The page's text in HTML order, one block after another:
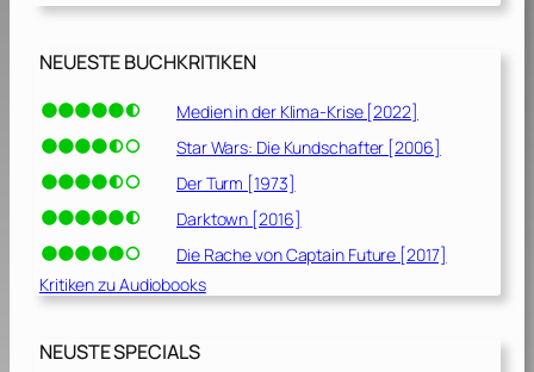
NEUESTE BUCHKRITIKEN
Medien in der Klima-Krise [2022]
Star Wars: Die Kundschafter [2006]
Der Turm [1973]
Darktown [2016]
Die Rache von Captain Future [2017]
Kritiken zu Audiobooks
NEUSTE SPECIALS